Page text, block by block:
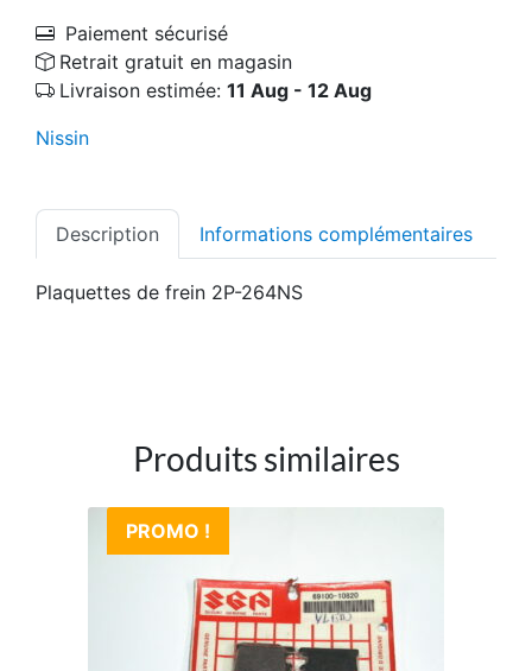
Paiement sécurisé
Retrait gratuit en magasin
Livraison estimée: 11 Aug - 12 Aug
Nissin
Description Informations complémentaires
Plaquettes de frein 2P-264NS
Produits similaires
PROMO !